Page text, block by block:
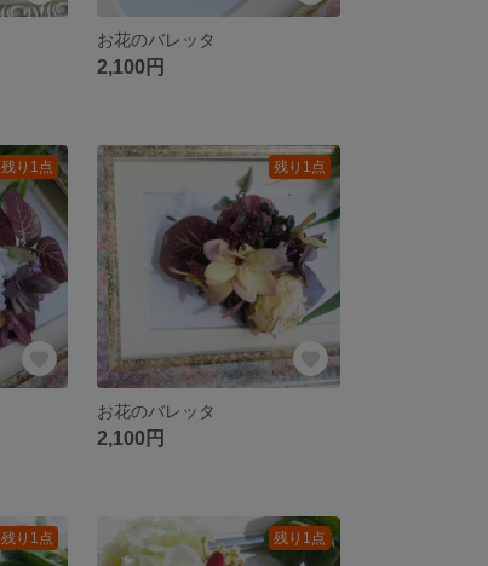
お花のバレッタ
2,100円
残り1点 残り1点
お花のバレッタ
2,100円
残り1点 残り1点